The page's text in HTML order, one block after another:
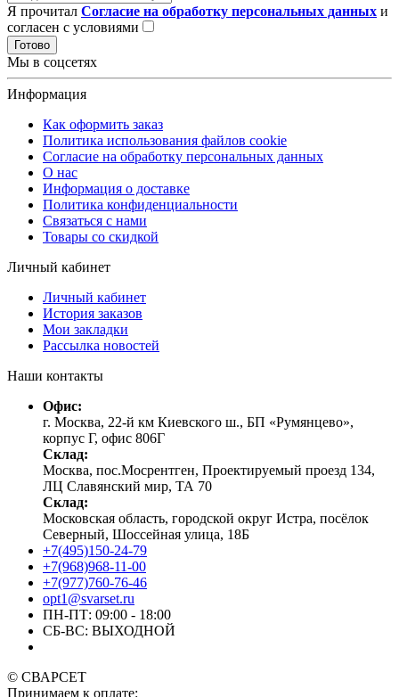
Я прочитал Согласие на обработку персональных данных и
согласен с условиями
Готово
Мы в соцсетях
Информация
Как оформить заказ
Политика использования файлов cookie
Согласие на обработку персональных данных
О нас
Информация о доставке
Политика конфиденциальности
Связаться с нами
Товары со скидкой
Личный кабинет
Личный кабинет
История заказов
Мои закладки
Рассылка новостей
Наши контакты
Офис:
г. Москва, 22-й км Киевского ш., БП «Румянцево»,
корпус Г, офис 806Г
Склад:
Москва, пос.Мосрентген, Проектируемый проезд 134,
ЛЦ Славянский мир, ТА 70
Склад:
Московская область, городской округ Истра, посёлок
Северный, Шоссейная улица, 18Б
+7(495)150-24-79
+7(968)968-11-00
+7(977)760-76-46
opt1@svarset.ru
ПН-ПТ: 09:00 - 18:00
СБ-ВС: ВЫХОДНОЙ
© СВАРСЕТ
Принимаем к оплате: